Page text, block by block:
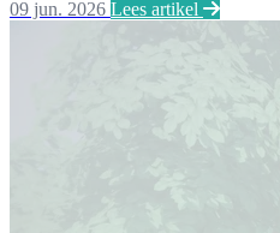
09 jun. 2026 Lees artikel